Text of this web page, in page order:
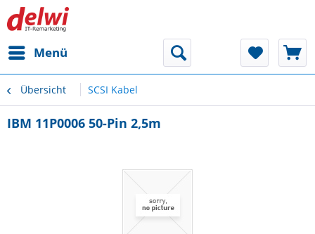
Menü
Übersicht SCSI Kabel
IBM 11P0006 50-Pin 2,5m